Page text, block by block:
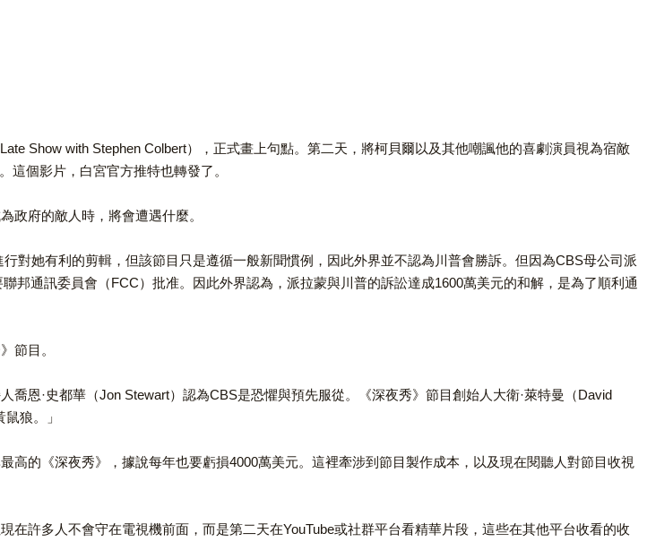
Show with Stephen Colbert），正式畫上句點。第二天，將柯貝爾以及其他嘲諷他的喜劇演員視為宿敵
個影片，白宮官方推特也轉發了。
政府的敵人時，將會遭遇什麼。
對她有利的剪輯，但該節目只是遵循一般新聞慣例，因此外界並不認為川普會勝訴。但因為CBS母公司派
邦通訊委員會（FCC）批准。因此外界認為，派拉蒙與川普的訴訟達成1600萬美元的和解，是為了順利通
節目。
恩·史都華（Jon Stewart）認為CBS是恐懼與預先服從。《深夜秀》節目創始人大衛·萊特曼（David
狼。」
的《深夜秀》，據說每年也要虧損4000萬美元。這裡牽涉到節目製作成本，以及現在閱聽人對節目收視
許多人不會守在電視機前面，而是第二天在YouTube或社群平台看精華片段，這些在其他平台收看的收